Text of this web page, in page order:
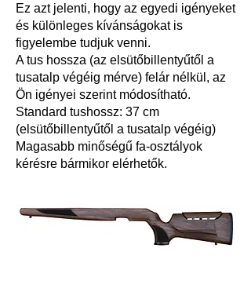
Ez azt jelenti, hogy az egyedi igényeket
és különleges kívánságokat is
figyelembe tudjuk venni.
A tus hossza (az elsütőbillentyűtől a
tusatalp végéig mérve) felár nélkül, az
Ön igényei szerint módosítható.
Standard tushossz: 37 cm
(elsütőbillentyűtől a tusatalp végéig)
Magasabb minőségű fa-osztályok
kérésre bármikor elérhetők.